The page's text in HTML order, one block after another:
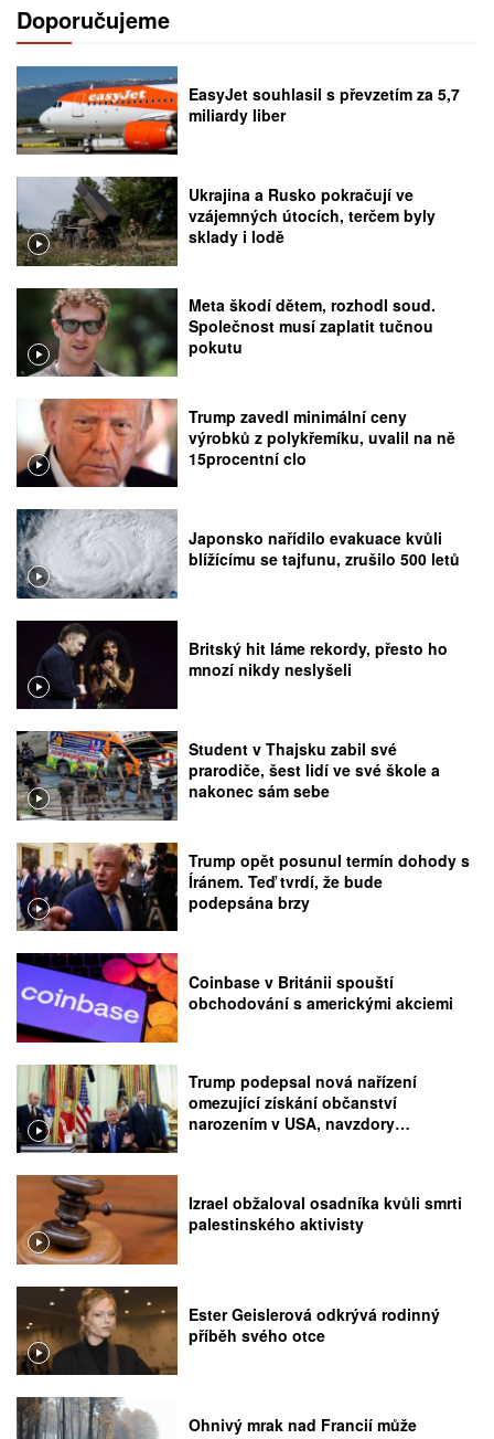
Doporučujeme
EasyJet souhlasil s převzetím za 5,7
miliardy liber
Ukrajina a Rusko pokračují ve
vzájemných útocích, terčem byly
sklady i lodě
Meta škodí dětem, rozhodl soud.
Společnost musí zaplatit tučnou
pokutu
Trump zavedl minimální ceny
výrobků z polykřemíku, uvalil na ně
15procentní clo
Japonsko nařídilo evakuace kvůli
blížícímu se tajfunu, zrušilo 500 letů
Britský hit láme rekordy, přesto ho
mnozí nikdy neslyšeli
Student v Thajsku zabil své
prarodiče, šest lidí ve své škole a
nakonec sám sebe
Trump opět posunul termín dohody s
Íránem. Teď tvrdí, že bude
podepsána brzy
Coinbase v Británii spouští
obchodování s americkými akciemi
Trump podepsal nová nařízení
omezující získání občanství
narozením v USA, navzdory
Izrael obžaloval osadníka kvůli smrti
palestinského aktivisty
Ester Geislerová odkrývá rodinný
příběh svého otce
Ohnivý mrak nad Francií může